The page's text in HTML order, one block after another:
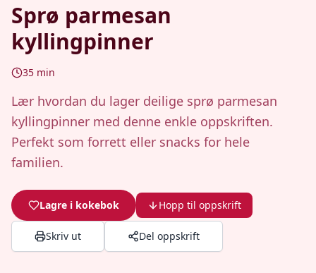
Sprø parmesan
kyllingpinner
35 min
Lær hvordan du lager deilige sprø parmesan
kyllingpinner med denne enkle oppskriften.
Perfekt som forrett eller snacks for hele
familien.
Lagre i kokebok Hopp til oppskrift
Skriv ut Del oppskrift